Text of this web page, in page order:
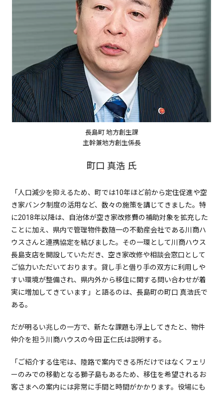
「人口減少を抑えるため、町では10年ほど前から定住促進や空
き家バンク制度の活用など、数々の施策を講じてきました。特
に2018年以降は、自治体が空き家改修費の補助対象を拡充した
ことに加え、県内で管理物件数随一の不動産会社である川商ハ
ウスさんと連携協定を結びました。その一環として川商ハウス
長島支店を開設していただき、空き家改修や相談会窓口として
ご協力いただいております。貸し手と借り手の双方に利用しや
すい環境が整備され、県内外から移住に関する問い合わせが着
実に増加してきています」と語るのは、長島町の町口 真浩氏で
ある。
だが明るい兆しの一方で、新たな課題も浮上してきたと、物件
仲介を担う川商ハウスの今田 正仁氏は説明する。
「ご紹介する住宅は、陸路で案内できる所だけではなくフェリ
ーのみでの移動となる獅子島もあるため、移住を希望されるお
客さまへの案内には非常に手間と時間がかかります。役場にも
長島町 地方創生課
主幹兼地方創生係長
町口 真浩 氏